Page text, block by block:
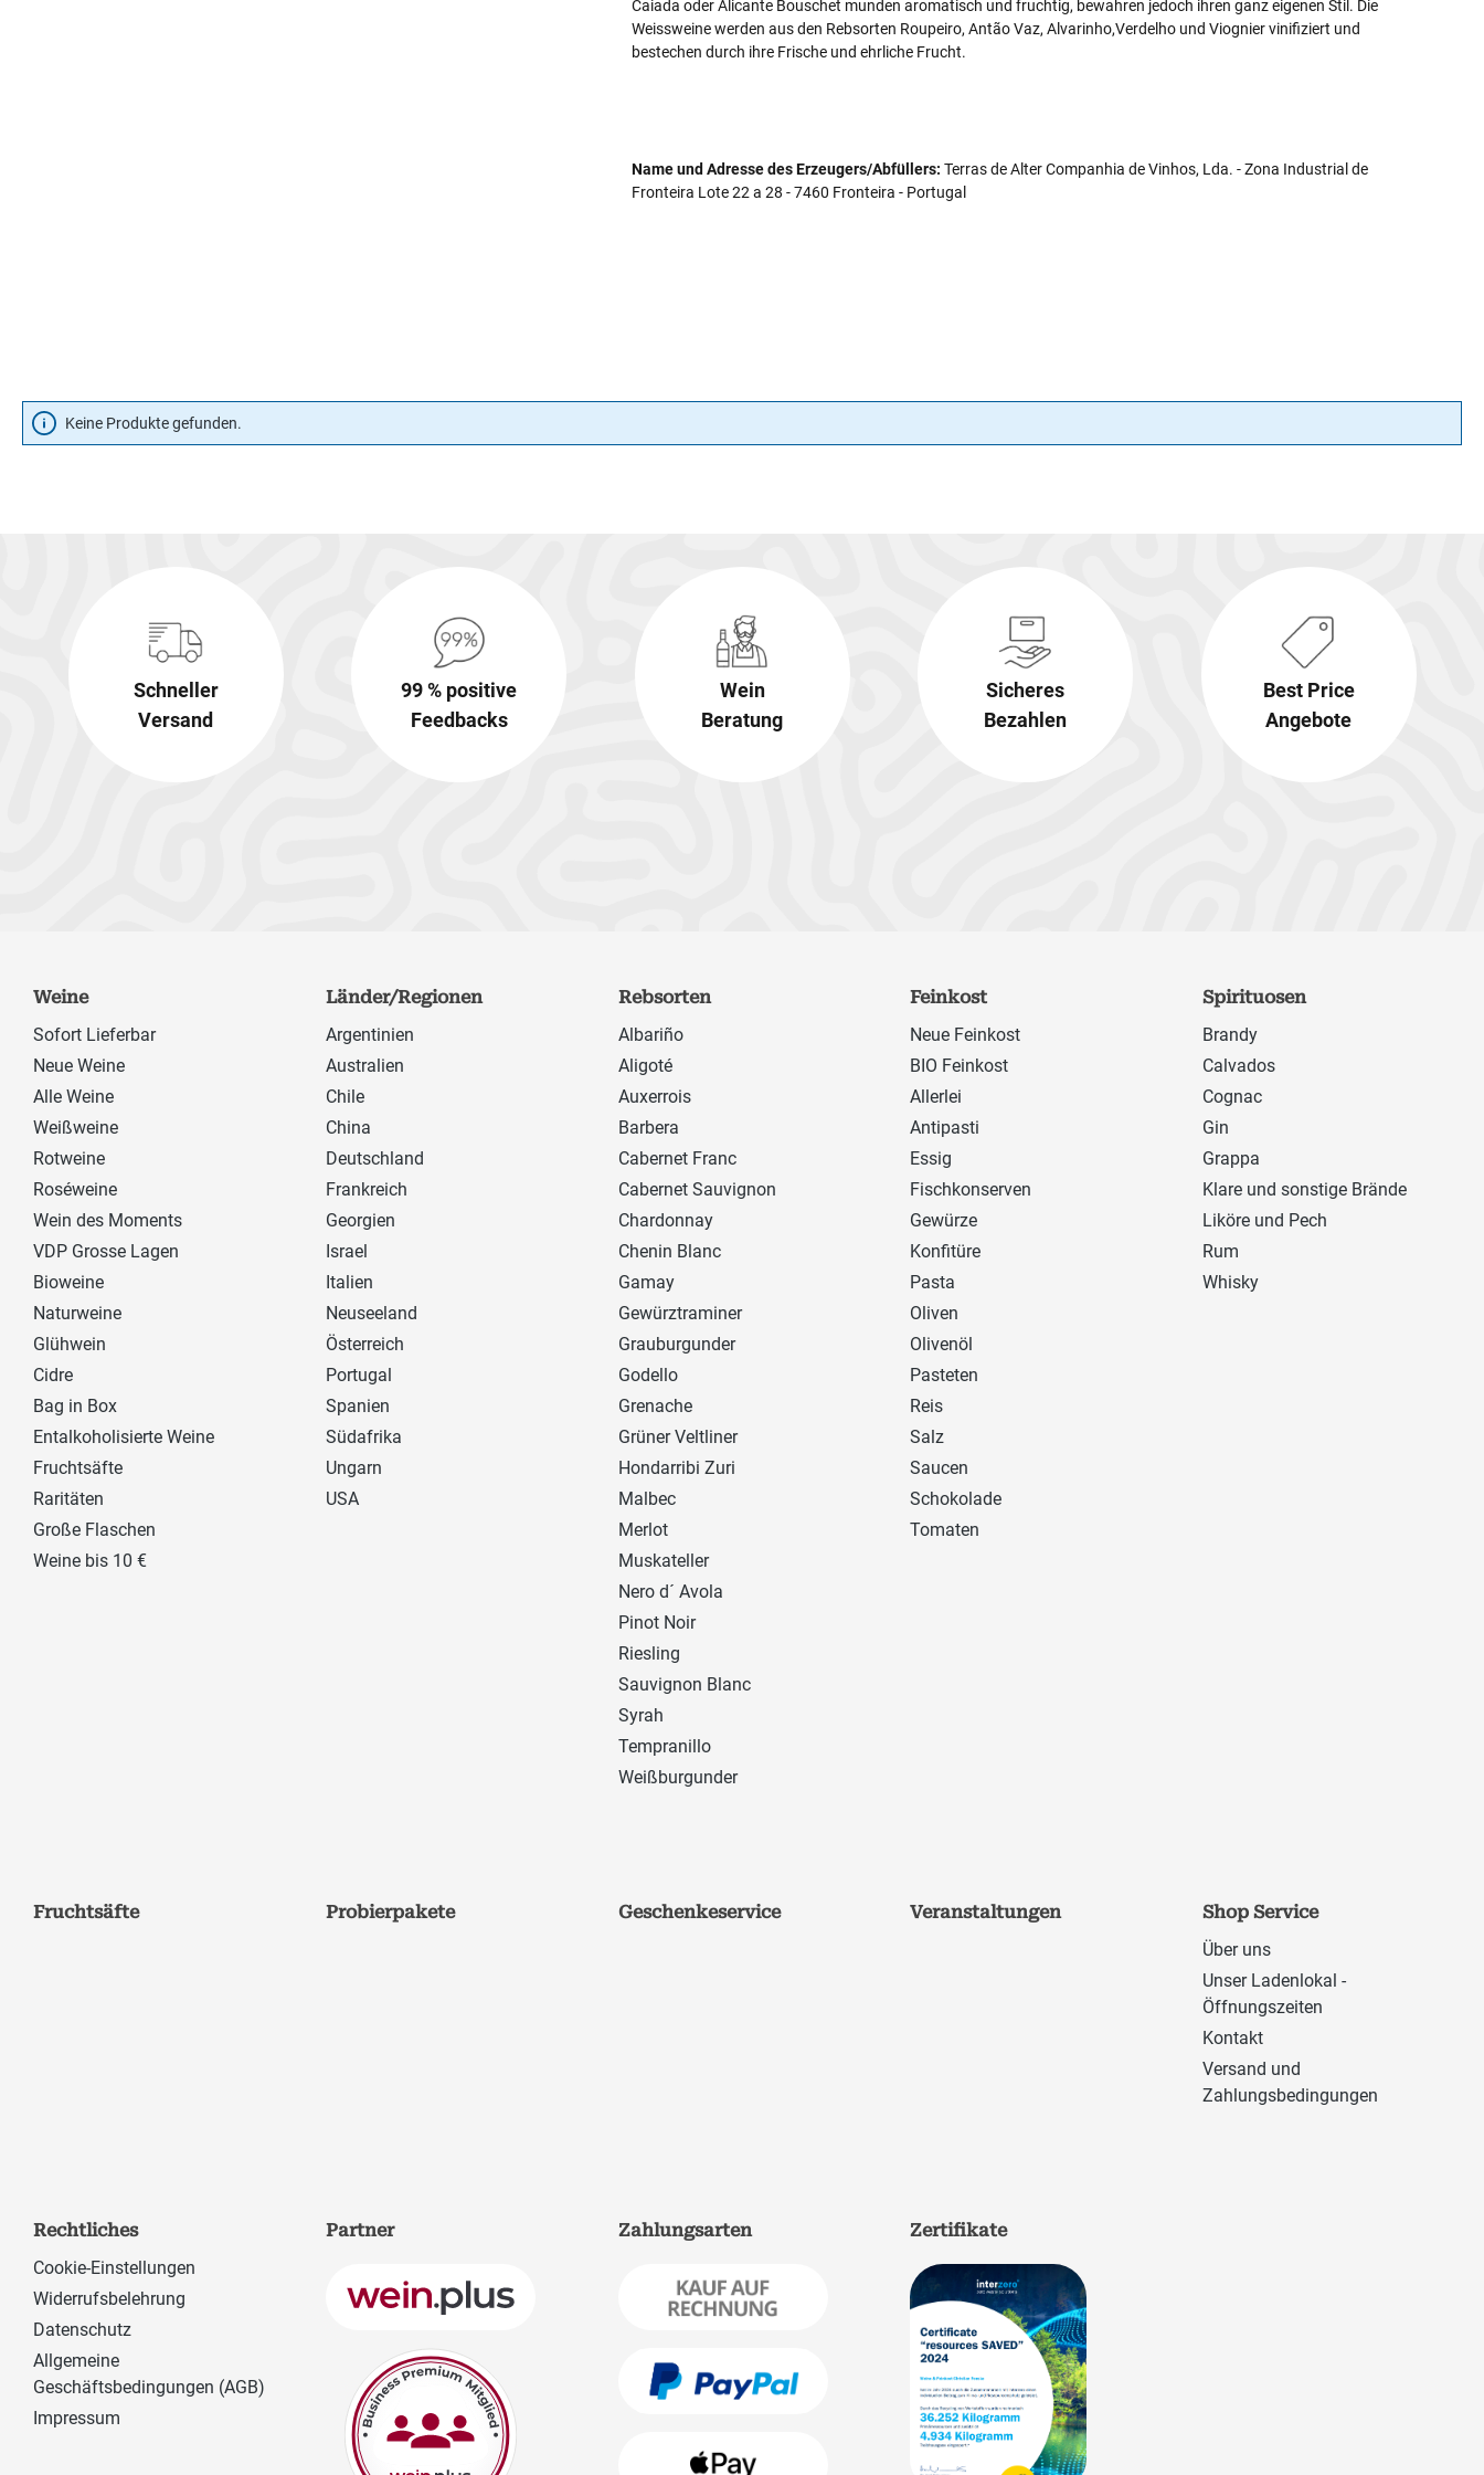
Caiada oder Alicante Bouschet munden aromatisch und fruchtig, bewahren jedoch ihren ganz eigenen Stil. Die
Weissweine werden aus den Rebsorten Roupeiro, Antão Vaz, Alvarinho,Verdelho und Viognier vinifiziert und
bestechen durch ihre Frische und ehrliche Frucht.
Name und Adresse des Erzeugers/Abfüllers: Terras de Alter Companhia de Vinhos, Lda. - Zona Industrial de
Fronteira Lote 22 a 28 - 7460 Fronteira - Portugal
Keine Produkte gefunden.
Schneller
Versand
99 % positive
Feedbacks
Wein
Beratung
Sicheres
Bezahlen
Best Price
Angebote
Weine
Sofort Lieferbar
Neue Weine
Alle Weine
Weißweine
Rotweine
Roséweine
Wein des Moments
VDP Grosse Lagen
Bioweine
Naturweine
Glühwein
Cidre
Bag in Box
Entalkoholisierte Weine
Fruchtsäfte
Raritäten
Große Flaschen
Weine bis 10 €
Länder/Regionen
Argentinien
Australien
Chile
China
Deutschland
Frankreich
Georgien
Israel
Italien
Neuseeland
Österreich
Portugal
Spanien
Südafrika
Ungarn
USA
Rebsorten
Albariño
Aligoté
Auxerrois
Barbera
Cabernet Franc
Cabernet Sauvignon
Chardonnay
Chenin Blanc
Gamay
Gewürztraminer
Grauburgunder
Godello
Grenache
Grüner Veltliner
Hondarribi Zuri
Malbec
Merlot
Muskateller
Nero d´ Avola
Pinot Noir
Riesling
Sauvignon Blanc
Syrah
Tempranillo
Weißburgunder
Feinkost
Neue Feinkost
BIO Feinkost
Allerlei
Antipasti
Essig
Fischkonserven
Gewürze
Konfitüre
Pasta
Oliven
Olivenöl
Pasteten
Reis
Salz
Saucen
Schokolade
Tomaten
Spirituosen
Brandy
Calvados
Cognac
Gin
Grappa
Klare und sonstige Brände
Liköre und Pech
Rum
Whisky
Fruchtsäfte Probierpakete Geschenkeservice Veranstaltungen
Shop Service
Über uns
Unser Ladenlokal -
Öffnungszeiten
Kontakt
Versand und
Zahlungsbedingungen
Rechtliches
Cookie-Einstellungen
Widerrufsbelehrung
Datenschutz
Allgemeine
Geschäftsbedingungen (AGB)
Impressum
Partner Zahlungsarten Zertifikate